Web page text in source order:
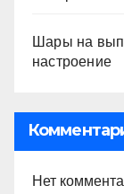
Шары на
настроение
Нет